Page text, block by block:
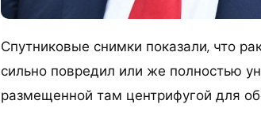
Спутниковые снимки показали, что
сильно повредил или же полностью
размещенной там центрифугой для